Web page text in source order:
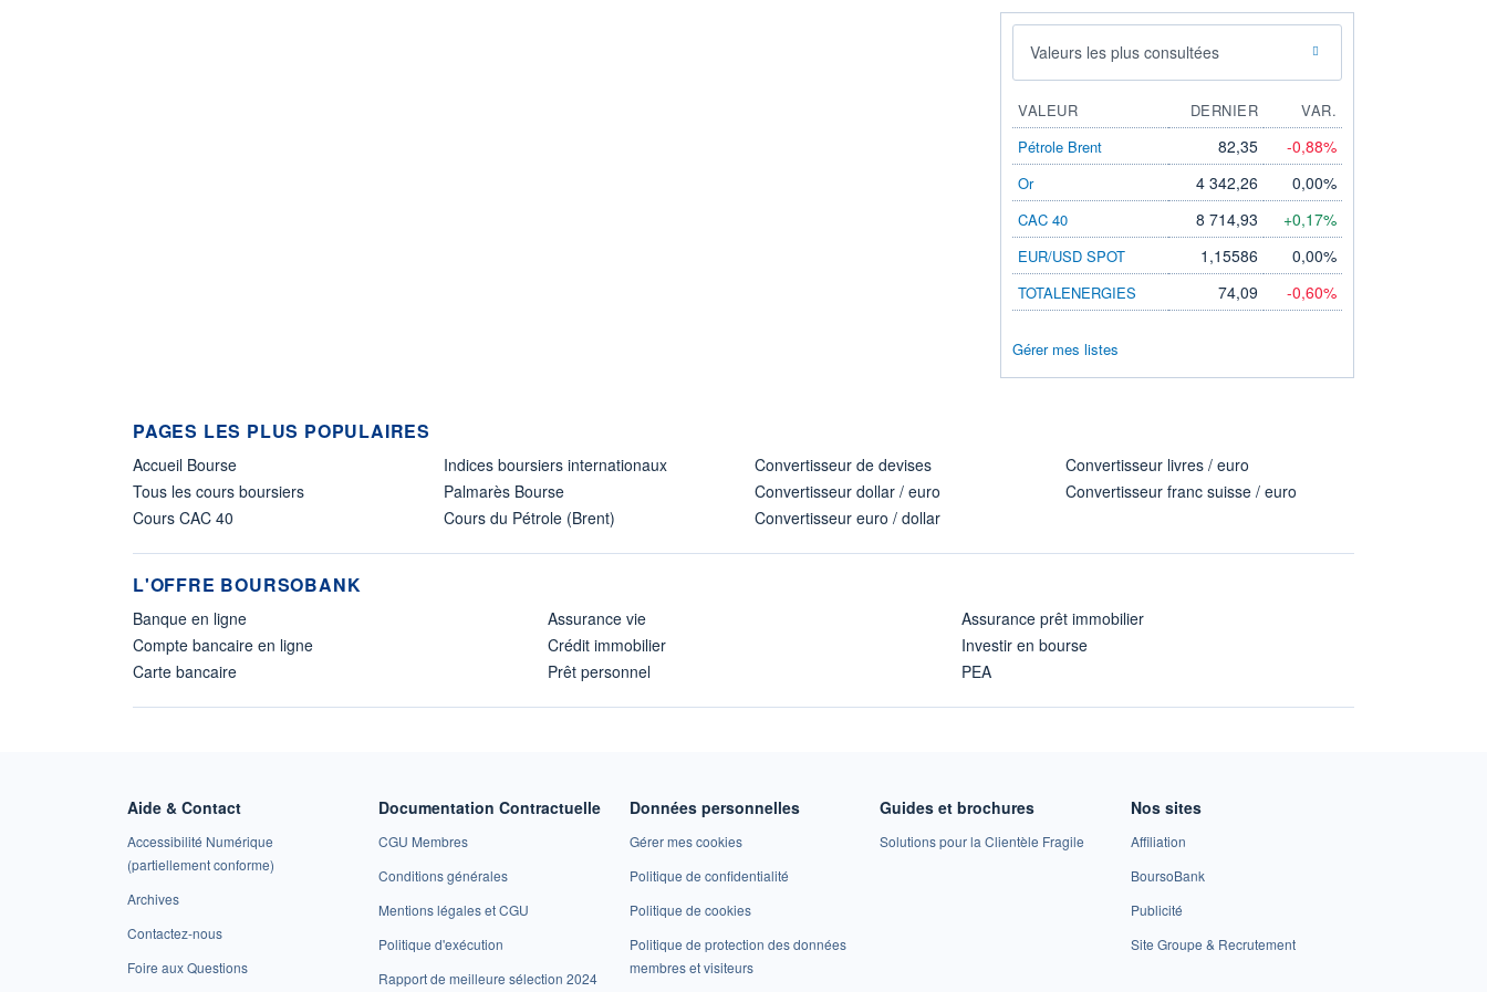
Valeurs les plus consultées
VALEUR DERNIER
VAR.
Pétrole Brent
82,35 -0,88%
Or 4 342,26 0,00%
CAC 40 8 714,93 +0,17%
EUR/USD SPOT 1,15586 0,00%
TOTALENERGIES 74,09 -0,60%
Gérer mes listes
PAGES LES PLUS POPULAIRES
Accueil Bourse
Tous les cours boursiers
Cours CAC 40
Indices boursiers internationaux
Palmarès Bourse
Cours du Pétrole (Brent)
Convertisseur de devises
Convertisseur dollar / euro
Convertisseur euro / dollar
Convertisseur livres / euro
Convertisseur franc suisse / euro
L'OFFRE BOURSOBANK
Banque en ligne
Compte bancaire en ligne
Carte bancaire
Assurance vie
Crédit immobilier
Prêt personnel
Assurance prêt immobilier
Investir en bourse
PEA
Aide & Contact
Accessibilité Numérique
(partiellement conforme)
Archives
Contactez-nous
Foire aux Questions
Documentation Contractuelle
CGU Membres
Conditions générales
Mentions légales et CGU
Politique d'exécution
Rapport de meilleure sélection 2024
Données personnelles
Gérer mes cookies
Politique de confidentialité
Politique de cookies
Politique de protection des données
membres et visiteurs
Guides et brochures
Solutions pour la Clientèle Fragile
Nos sites
Affiliation
BoursoBank
Publicité
Site Groupe & Recrutement